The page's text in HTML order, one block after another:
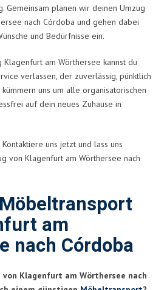
Gemeinsam planen wir deinen Umzug
nach Córdoba und gehen dabei
und Bedürfnisse ein.
Klagenfurt am Wörthersee kannst du
verlassen, der zuverlässig, pünktlich
uns um alle organisatorischen
auf dein neues Zuhause in
uns jetzt und lass uns
von Klagenfurt am Wörthersee nach
am
nach Córdoba
von Klagenfurt am Wörthersee nach